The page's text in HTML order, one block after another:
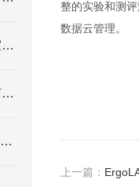
应用程序可用性测试系统实验室建设方案
动作捕捉设备是什么？又该如何选择？
ErgoSIM自动驾驶仿真模拟实验室简介
整的实验和测
数据云管理。
上一篇：